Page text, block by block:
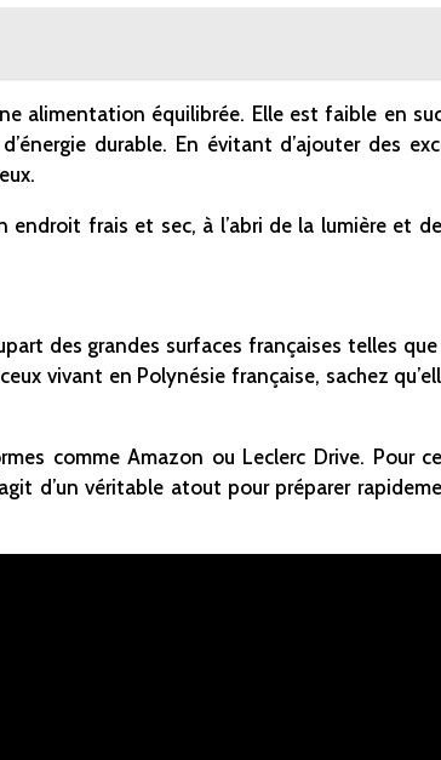
alimentation équilibrée. Elle est faible en
durable. En évitant d’ajouter des
frais et sec, à l’abri de la lumière et
des grandes surfaces françaises telles que
vivant en Polynésie française, sachez
comme Amazon ou Leclerc Drive. Pour
d’un véritable atout pour préparer